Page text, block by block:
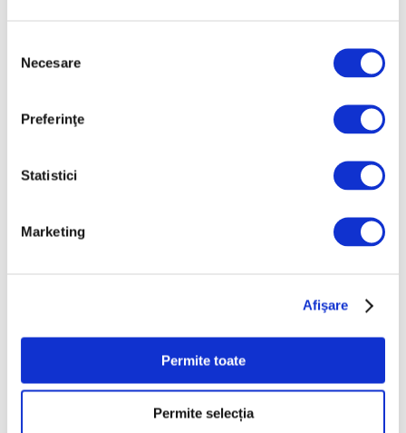
consimțământului
Necesare
Preferinţe
Statistici
Marketing
Afişare
Permite toate
Permite selecția
Primul trimestru al expoziției
out
contemporană a operei
de artă urbană la
Belgrad
7 August 2026
Galeriile Uffizi din